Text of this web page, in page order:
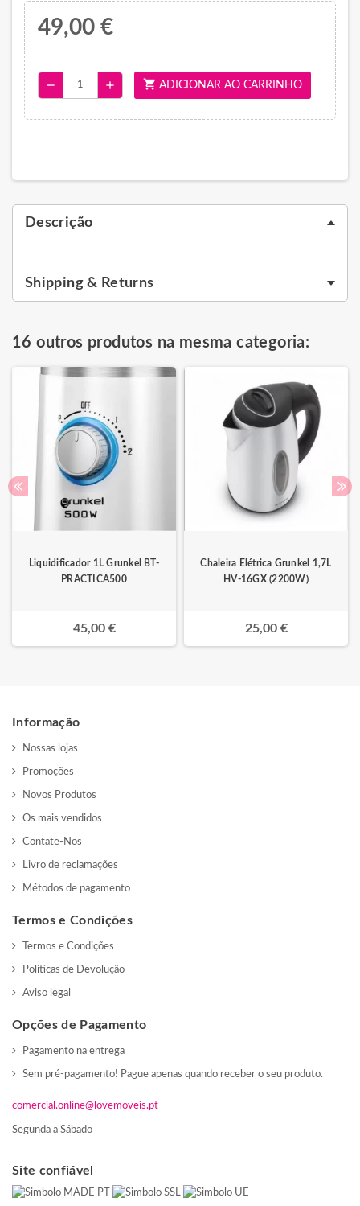
49,00 €
remove add shopping_cart ADICIONAR AO CARRINHO
Descrição
Shipping & Returns
16 outros produtos na mesma categoria:
Liquidificador 1L Grunkel BT-
PRACTICA500
45,00 €
Chaleira Elétrica Grunkel 1,7L
HV-16GX (2200W)
25,00 €
Informação
Nossas lojas
Promoções
Novos Produtos
Os mais vendidos
Contate-Nos
Livro de reclamações
Métodos de pagamento
Termos e Condições
Termos e Condições
Políticas de Devolução
Aviso legal
Opções de Pagamento
Pagamento na entrega
Sem pré-pagamento! Pague apenas quando receber o seu produto.
comercial.online@lovemoveis.pt
Segunda a Sábado
Site confiável